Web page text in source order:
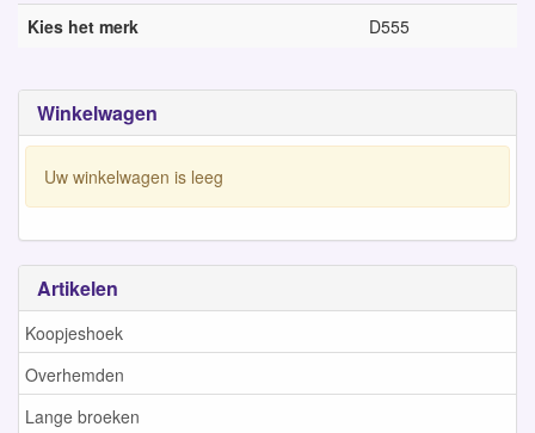
Winkelwagen
Uw winkelwagen is leeg
Artikelen
Koopjeshoek
Overhemden
Lange broeken
Kies het merk D555